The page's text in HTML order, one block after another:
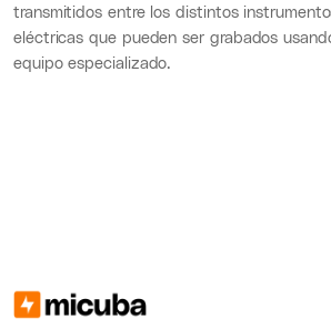
transmitidos entre los distintos
eléctricas que pueden ser grabados
equipo especializado.